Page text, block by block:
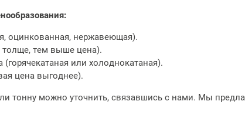
оцинкованная, нержавеющая).
тем выше цена).
или холоднокатаная).
цена выгоднее).
тонну можно уточнить, связавшись с нами. Мы